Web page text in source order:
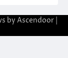
by Ascendoor|